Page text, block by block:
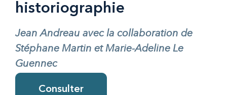
historiographie
Jean Andreau avec la collaboration de
Stéphane Martin et Marie-Adeline Le
Guennec
Consulter